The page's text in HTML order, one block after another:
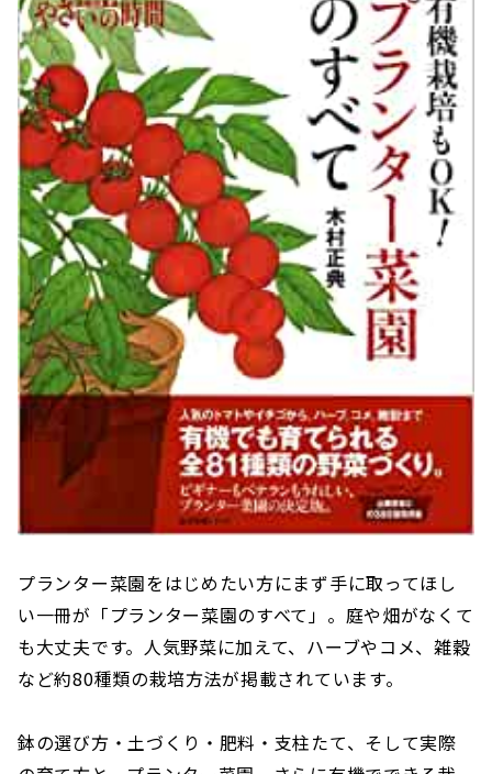
プランター菜園をはじめたい方にまず手に取ってほし
い一冊が「プランター菜園のすべて」。庭や畑がなくて
も大丈夫です。人気野菜に加えて、ハーブやコメ、雑穀
など約80種類の栽培方法が掲載されています。
鉢の選び方・土づくり・肥料・支柱たて、そして実際